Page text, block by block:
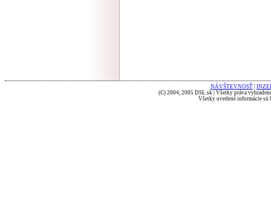
NÁVŠTEVNOSŤ
(C) 2004, 2005 DSL.sk | Všetky práva
Všetky uvedené informácie sú